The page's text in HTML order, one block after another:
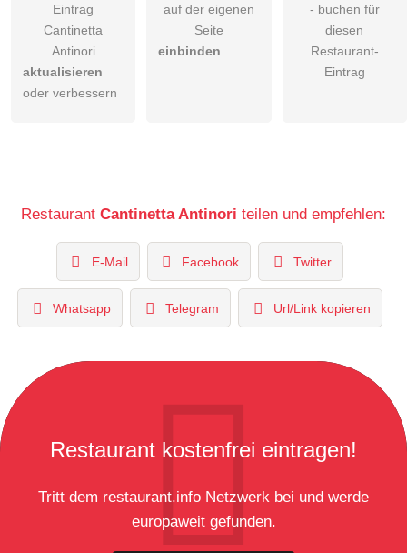
Eintrag
Cantinetta
Antinori
aktualisieren
oder verbessern
auf der eigenen
Seite
einbinden
- buchen für
diesen
Restaurant-
Eintrag
Restaurant Cantinetta Antinori teilen und empfehlen:
E-Mail Facebook Twitter
Whatsapp Telegram Url/Link kopieren
Restaurant kostenfrei eintragen!
Tritt dem restaurant.info Netzwerk bei und werde
europaweit gefunden.